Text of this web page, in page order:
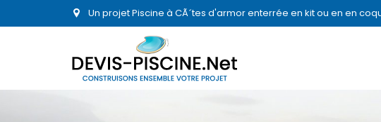
Un projet Piscine à CÃ´tes d'armor enterrée en kit ou en en